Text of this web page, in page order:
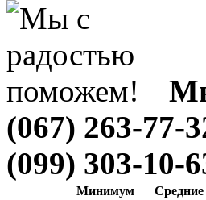
(067) 263-77-
(099) 303-10-
Минимум Средние